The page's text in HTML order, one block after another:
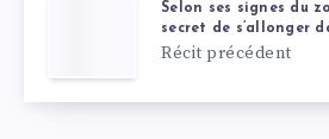
Selon ses signes du
secret de s’allonger
Récit précédent